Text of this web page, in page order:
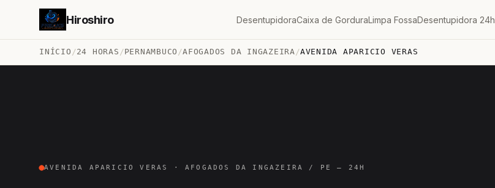
Hiroshiro DesentupidoraCaixa de GorduraLimpa FossaDesentupidora 24h
INÍCIO /24 HORAS /PERNAMBUCO /AFOGADOS DA INGAZEIRA /AVENIDA APARICIO VERAS
AVENIDA APARICIO VERAS · AFOGADOS DA INGAZEIRA / PE — 24H